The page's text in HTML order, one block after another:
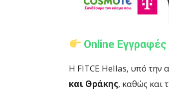
Online Εγγραφές
Η FITCE Hellas, υπό την
και Θράκης, καθώς και